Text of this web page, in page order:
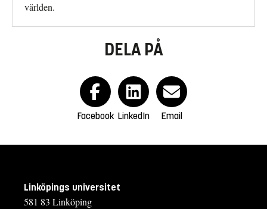
världen.
DELA PÅ
Facebook LinkedIn Email
Linköpings universitet
581 83 Linköping